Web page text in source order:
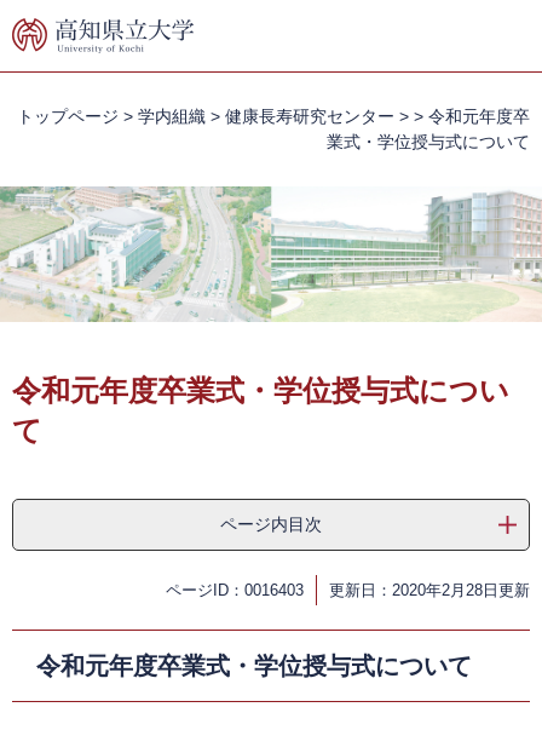
ー
す。
ニ
し
て
本
文
へ
トップページ > 学内組織 > 健康長寿研究センター > > 令和元年度卒
業式・学位授与式について
文令和元年度卒業式・学位授与式につい
て
ページ内目次
ページID：0016403 更新日：2020年2月28日更新
令和元年度卒業式・学位授与式について